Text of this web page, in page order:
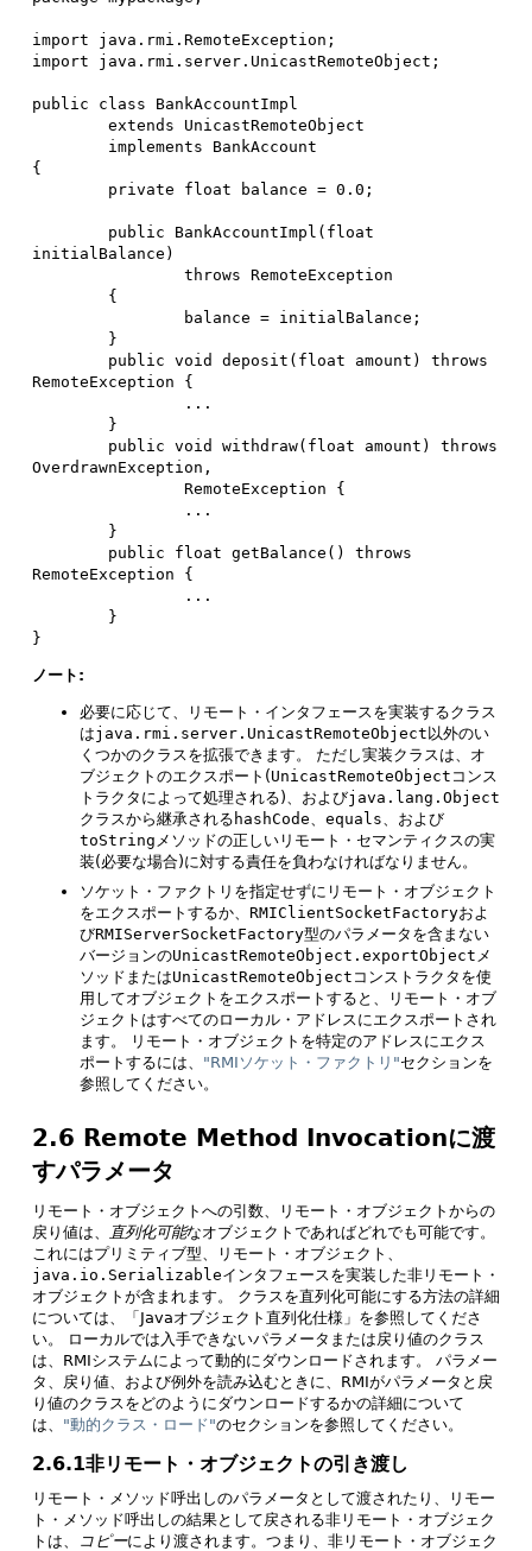
import java.rmi.RemoteException;
import java.rmi.server.UnicastRemoteObject;
public class BankAccountImpl
{
initialBalance)
RemoteException {
OverdrawnException,
RemoteException {
}
ノート:
必要に応じて、リモート・インタフェースを実装するクラス
はjava.rmi.server.UnicastRemoteObject 以外のい
くつかのクラスを拡張できます。
ただし実装クラスは、オ
ブジェクトのエクスポート(UnicastRemoteObject コンス
トラクタによって処理される)、およびjava.lang.Object
クラスから継承される hashCode、 equals、および
toString メソッドの正しいリモート・セマンティクスの実
装(必要な場合)に対する責任を負わなければなりません。
ソケット・ファクトリを指定せずにリモート・オブジェクト
をエクスポートするか、 RMIClientSocketFactoryおよ
びRMIServerSocketFactory型のパラメータを含まない
バージョンのUnicastRemoteObject.exportObject メ
ソッドまたはUnicastRemoteObject コンストラクタを使
用してオブジェクトをエクスポートすると、リモート・オブ
ジェクトはすべてのローカル・アドレスにエクスポートされ
ます。
リモート・オブジェクトを特定のアドレスにエクス
ポートするには、 "RMIソケット・ファクトリ"セクションを
参照してください。
2.6 Remote Method Invocationに渡
すパラメータ
リモート・オブジェクトへの引数、リモート・オブジェクトからの
戻り値は、
直列化可能なオブジェクトであればどれでも可能です。
これにはプリミティブ型、リモート・オブジェクト、
java.io.Serializableインタフェースを実装した非リモート・
オブジェクトが含まれます。
クラスを直列化可能にする方法の詳細
については、「Javaオブジェクト直列化仕様」を参照してくださ
い。
ローカルでは入手できないパラメータまたは戻り値のクラス
は、RMIシステムによって動的にダウンロードされます。
パラメー
タ、戻り値、および例外を読み込むときに、RMIがパラメータと戻
り値のクラスをどのようにダウンロードするかの詳細について
は、 "動的クラス・ロード"のセクションを参照してください。
2.6.1非リモート・オブジェクトの引き渡し
リモート・メソッド呼出しのパラメータとして渡されたり、リモー
ト・メソッド呼出しの結果として戻される非リモート・オブジェク
トは、
コピーにより渡されます。つまり、非リモート・オブジェク